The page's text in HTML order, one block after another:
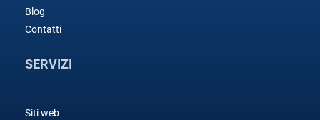
Blog
Contatti
SERVIZI
Siti web